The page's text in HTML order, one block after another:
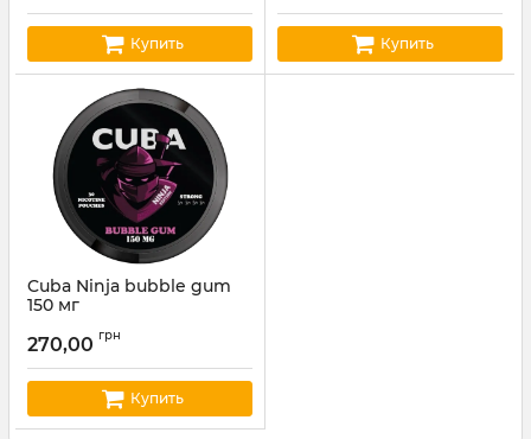
Купить Купить
Cuba Ninja bubble gum
150 мг
270,00 грн
Купить